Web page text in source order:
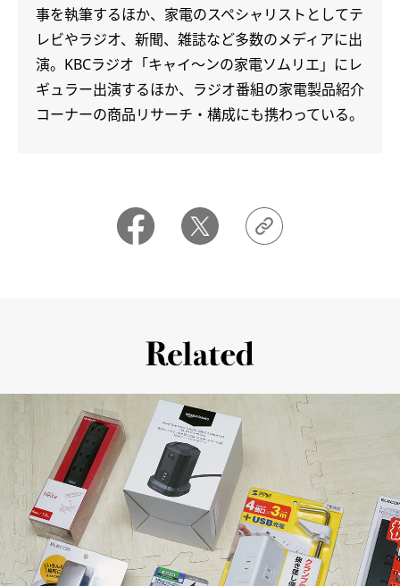
事を執筆するほか、家電のスペシャリストとしてテ
レビやラジオ、新聞、雑誌など多数のメディアに出
演。KBCラジオ「キャイ～ンの家電ソムリエ」にレ
ギュラー出演するほか、ラジオ番組の家電製品紹介
コーナーの商品リサーチ・構成にも携わっている。